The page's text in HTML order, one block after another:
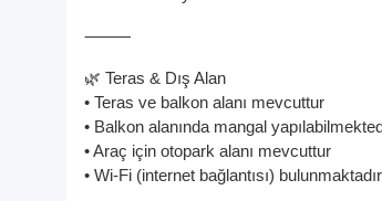
⸻
🌿 Teras & Dış Alan
• Teras ve balkon alanı mevcuttur
• Balkon alanında mangal
• Araç için otopark alanı mevcuttur
• Wi-Fi (internet bağlantısı) bulunmaktadır